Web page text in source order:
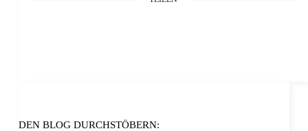
DEN BLOG DURCHSTÖBERN: